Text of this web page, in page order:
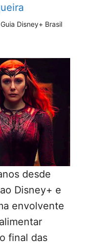
Disney+ Brasil
desde
Disney+ e
envolvente
final das